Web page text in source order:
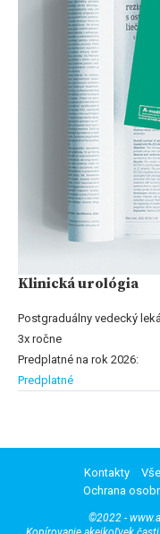
Klinická urológia
Postgraduálny vedecký
3x ročne
Predplatné na rok 2026:
Predplatné
Kontakty
Ochrana
©2022 -